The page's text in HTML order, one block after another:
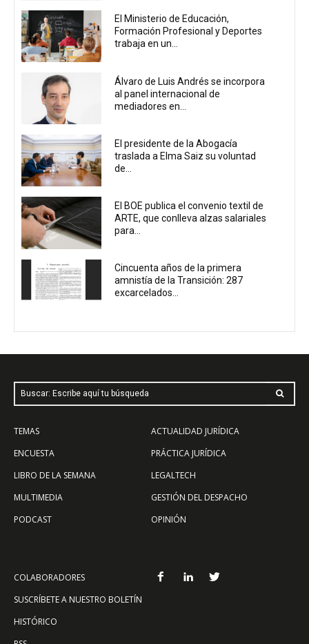
El Ministerio de Educación,
Formación Profesional y Deportes
trabaja en un...
Álvaro de Luis Andrés se incorpora
al panel internacional de
mediadores en...
El presidente de la Abogacía
traslada a Elma Saiz su voluntad
de...
El BOE publica el convenio textil de
ARTE, que conlleva alzas salariales
para...
Cincuenta años de la primera
amnistía de la Transición: 287
excarcelados...
Buscar: Escribe aquí tu búsqueda
TEMAS
ENCUESTA
LIBRO DE LA SEMANA
MULTIMEDIA
PODCAST
ACTUALIDAD JURÍDICA
PRÁCTICA JURÍDICA
LEGALTECH
GESTIÓN DEL DESPACHO
OPINIÓN
COLABORADORES
SUSCRÍBETE A NUESTRO BOLETÍN
HISTÓRICO